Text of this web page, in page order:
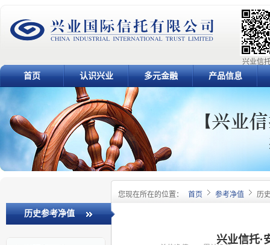
兴业信
首页 认识兴业 多元金融 产品信息
您现在所在的位置： 首页 参考净值 历
历史参考净值